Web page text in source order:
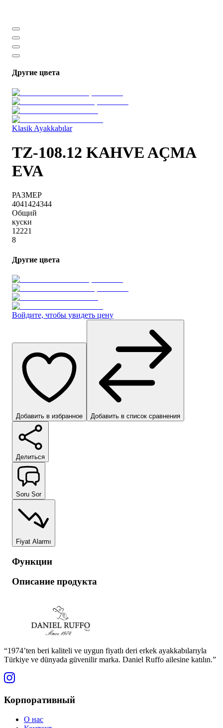
Другие цвета
Klasik Ayakkabılar
TZ-108.12 KAHVE AÇMA
EVA
РАЗМЕР
4041424344
Общий
куски
12221
8
Другие цвета
Войдите, чтобы увидеть цену
Добавить в избранное Добавить в список сравнения
Делиться
Soru Sor
Fiyat Alarmı
Функции
Описание продукта
“1974’ten beri kaliteli ve uygun fiyatlı deri erkek ayakkabılarıyla
Türkiye ve dünyada güvenilir marka. Daniel Ruffo ailesine katılın.”
Корпоративный
О нас